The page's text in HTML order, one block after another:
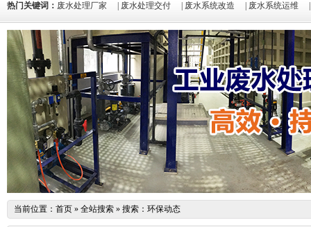
热门关键词： 废水处理厂家 废水处理交付 废水系统改造 废水系统运维
处理 | 污水处理工程 污水处理公司 |废水处理
当前位置： 首页 » 全站搜索 » 搜索：环保动态